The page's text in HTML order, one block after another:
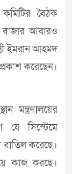
বৈঠক
বাজার আবারও
ইমরান আহমদ
করেছেন।
মন্ত্রণালয়ের
সিস্টেমে
করেছে।
কাজ করছে।